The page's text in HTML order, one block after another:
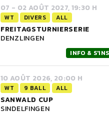
07 - 02 AOÛT 2027, 19:30 H
WT DIVERS ALL
FREITAGSTURNIERSERIE
DENZLINGEN
INFO &
10 AOÛT 2026, 20:00 H
WT 9 BALL ALL
SANWALD CUP
SINDELFINGEN